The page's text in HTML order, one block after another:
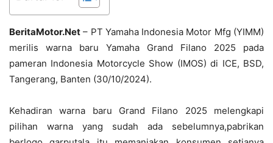
BeritaMotor.Net – PT Yamaha Indonesia Motor Mfg (YIMM)
merilis warna baru Yamaha Grand Filano 2025 pada
pameran Indonesia Motorcycle Show (IMOS) di ICE, BSD,
Tangerang, Banten (30/10/2024).
Kehadiran warna baru Grand Filano 2025 melengkapi
pilihan warna yang sudah ada sebelumnya,pabrikan